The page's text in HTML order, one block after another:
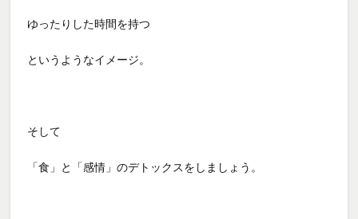
ゆったりした時間を持つ
というようなイメージ。
そして
「食」と「感情」のデトックスをしましょう。